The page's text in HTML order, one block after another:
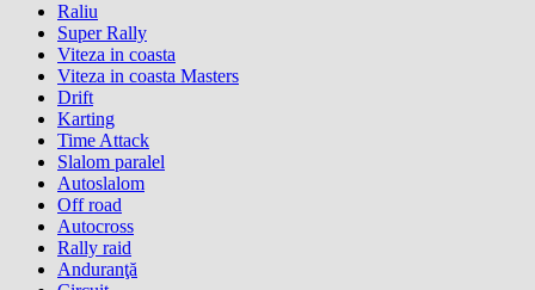
Raliu
Super Rally
Viteza in coasta
Viteza in coasta Masters
Drift
Karting
Time Attack
Slalom paralel
Autoslalom
Off road
Autocross
Rally raid
Anduranţă